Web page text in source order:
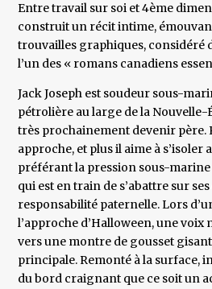
Entre travail sur soi et 4ème
construit un récit intime,
trouvailles graphiques, considéré
l’un des « romans canadiens
Jack Joseph est soudeur sous-
pétrolière au large de la Nouvelle-
très prochainement devenir père.
approche, et plus il aime à s’isoler
préférant la pression sous-marine
qui est en train de s’abattre sur ses
responsabilité paternelle. Lors
l’approche d’Halloween, une voix
vers une montre de gousset
principale. Remonté à la surface,
du bord craignant que ce soit un